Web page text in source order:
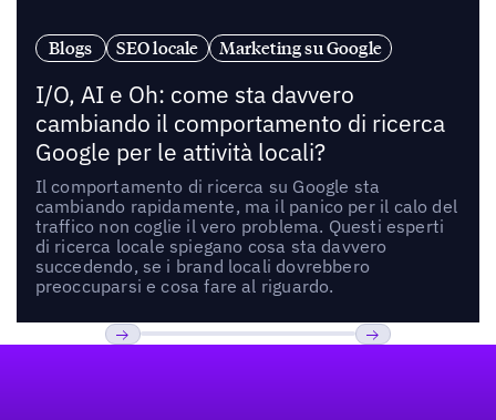
Blogs SEO locale Marketing su Google
I/O, AI e Oh: come sta davvero
cambiando il comportamento di ricerca
Google per le attività locali?
Il comportamento di ricerca su Google sta
cambiando rapidamente, ma il panico per il calo del
traffico non coglie il vero problema. Questi esperti
di ricerca locale spiegano cosa sta davvero
succedendo, se i brand locali dovrebbero
preoccuparsi e cosa fare al riguardo.